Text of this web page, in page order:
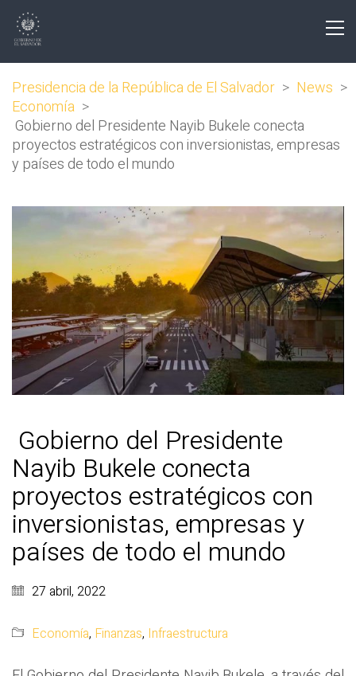
Presidencia de la República de El Salvador > News >
Economía >
Gobierno del Presidente Nayib Bukele conecta
proyectos estratégicos con inversionistas, empresas
y países de todo el mundo
Gobierno del Presidente
Nayib Bukele conecta
proyectos estratégicos con
inversionistas, empresas y
países de todo el mundo
27 abril, 2022
Economía, Finanzas, Infraestructura